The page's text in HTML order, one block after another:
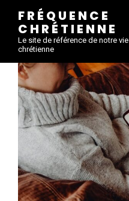
FRÉQUENCE
CHRÉTIENNE
Le site de référence de notre vie
chrétienne